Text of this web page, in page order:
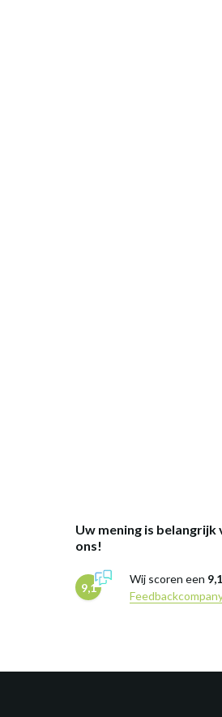
Uw mening is belangrijk
ons!
9,1
Wij scoren een 9,1